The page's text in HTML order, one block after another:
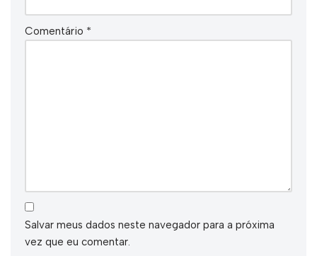
Comentário *
Salvar meus dados neste navegador para a próxima
vez que eu comentar.